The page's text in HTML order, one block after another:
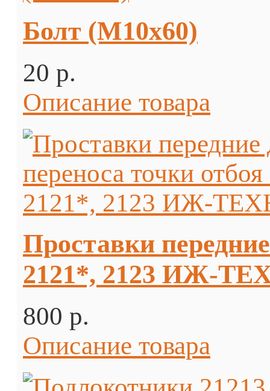
Болт (М10х60)
20 p.
Описание товара
Проставки
2121*, 2123 ИЖ-
800 p.
Описание товара